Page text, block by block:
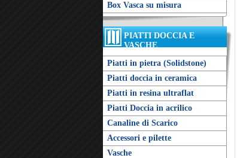
Box Vasca su misura
PIATTI DOCCIA E
VASCHE
Piatti in pietra (Solidstone)
Piatti doccia in ceramica
Piatti in resina ultraflat
Piatti Doccia in acrilico
Canaline di Scarico
Accessori e pilette
Vasche